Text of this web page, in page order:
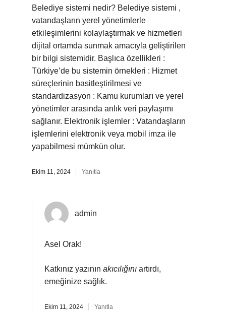
Belediye sistemi nedir? Belediye sistemi ,
vatandaşların yerel yönetimlerle
etkileşimlerini kolaylaştırmak ve hizmetleri
dijital ortamda sunmak amacıyla geliştirilen
bir bilgi sistemidir. Başlıca özellikleri :
Türkiye’de bu sistemin örnekleri : Hizmet
süreçlerinin basitleştirilmesi ve
standardizasyon : Kamu kurumları ve yerel
yönetimler arasında anlık veri paylaşımı
sağlanır. Elektronik işlemler : Vatandaşların
işlemlerini elektronik veya mobil imza ile
yapabilmesi mümkün olur.
Ekim 11, 2024 Yanıtla
admin
Asel Orak!
Katkınız yazının akıcılığını artırdı,
emeğinize sağlık.
Ekim 11, 2024 Yanıtla